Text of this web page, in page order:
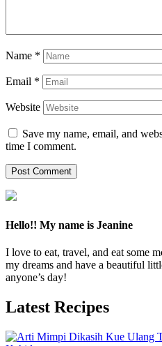
Name *
Email *
Website
Save my name, email, and
time I comment.
Hello!! My name is Jeanine
I love to eat, travel, and eat some
my dreams and have a beautiful
anyone’s day!
Latest Recipes